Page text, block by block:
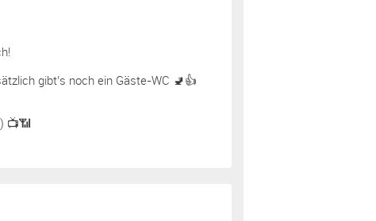
gibt’s noch ein Gäste-WC 🚽👍
📺📶